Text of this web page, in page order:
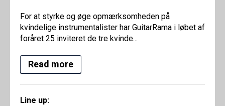
For at styrke og øge opmærksomheden på
kvindelige instrumentalister har GuitarRama i løbet af
foråret 25 inviteret de tre kvinde...
Read more
Line up: